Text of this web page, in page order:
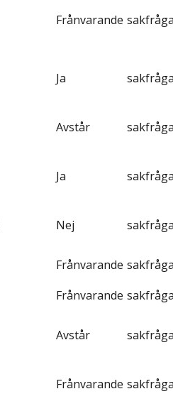
Frånvarande
Ja
Avstår
Ja
Nej
Frånvarande
Frånvarande
Avstår
Frånvarande